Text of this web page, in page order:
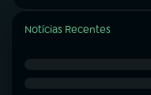
Notícias Recentes